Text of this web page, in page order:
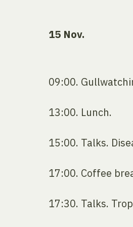
15 Nov.
09:00.
13:00. Lunch.
15:00. Talks.
17:00. Coffee
17:30. Talks.